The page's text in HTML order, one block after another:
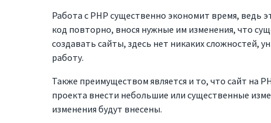
Работа с PHP существенно экономит время, ведь
код повторно, внося нужные им изменения, что
создавать сайты, здесь нет никаких сложностей,
работу.
Также преимуществом является и то, что сайт на
проекта внести небольшие или существенные
изменения будут внесены.